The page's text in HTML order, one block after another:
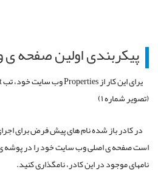
پیکربندی اولین صفحه
(تصویر شماره ۱)
در کادر باز شده نام های پیش فرض برای
نامهای موجود در این کادر، نامگذاری کنید.